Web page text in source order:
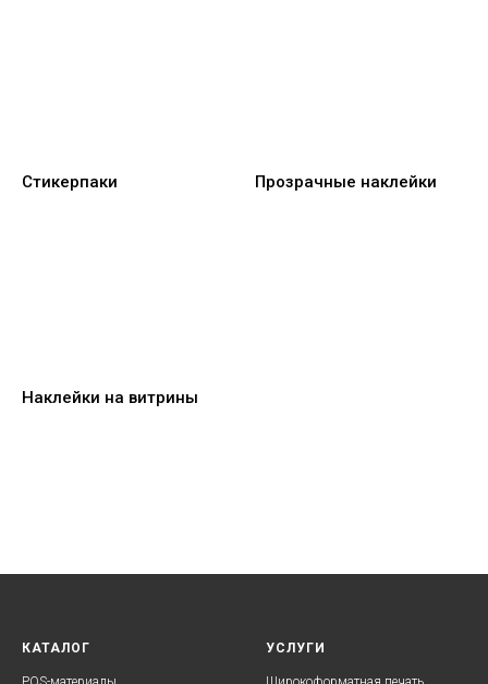
Стикерпаки Прозрачные наклейки
Наклейки на витрины
КАТАЛОГ УСЛУГИ